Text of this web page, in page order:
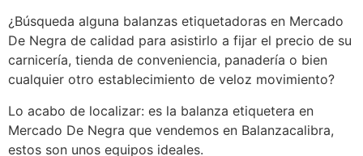
¿Búsqueda alguna balanzas etiquetadoras en Mercado
De Negra de calidad para asistirlo a fijar el precio de su
carnicería, tienda de conveniencia, panadería o bien
cualquier otro establecimiento de veloz movimiento?
Lo acabo de localizar: es la balanza etiquetera en
Mercado De Negra que vendemos en Balanzacalibra,
estos son unos equipos ideales.